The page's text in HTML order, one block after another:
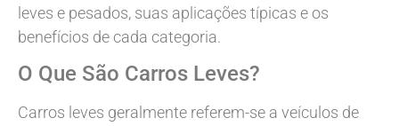
leves e pesados, suas aplicações típicas e os
benefícios de cada categoria.
O Que São Carros Leves?
Carros leves geralmente referem-se a veículos de